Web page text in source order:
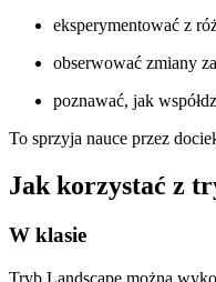
eksperymentować z
obserwować zmiany
poznawać, jak
To sprzyja nauce przez
Jak korzystać z
W klasie
Tryb Landscape można